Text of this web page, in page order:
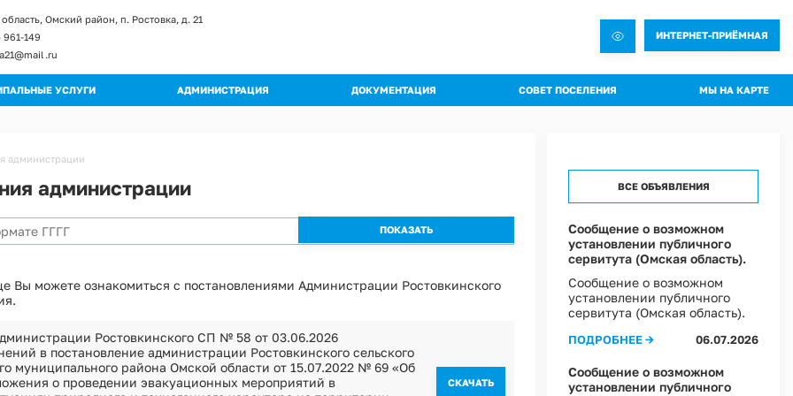
Омский район, п. Ростовка, д. 21
961-149
ИНТЕРНЕТ-ПРИЁМНАЯ
УСЛУГИ
схемы
АДМИНИСТРАЦИЯ
Муниципальные учреждения
Кадровое обеспечение
Порядок поступления на МС
Перечень мероприятий по улучшению условий охраны труда в Администрации Ростовкинского сельского поселения
Перечень мероприятий по улучшению условий охраны труда в МКУ "Хозяйственное управление Администрации"
Обращения граждан
ДОКУМЕНТАЦИЯ
Публичные слушания
Муниципальное имущество
Программы профилактики рисков
Оценка эффективности муниципальных программ
Проекты Постановлений Администрации
СОВЕТ ПОСЕЛЕНИЯ
Проекты Решений совета
Информация о текущей деятельности Совета
МЫ НА КАРТЕ
администрации
администрации
Вы можете ознакомиться с постановлениями Администрации Ростовкинского
Ростовкинского СП № 58 от 03.06.2026
в постановление администрации Ростовкинского сельского
муниципального района Омской области от 15.07.2022 № 69 «Об
о проведении эвакуационных мероприятий в
CКАЧАТЬ
ВСЕ ОБЪЯВЛЕНИЯ
Сообщение о возможном
установлении публичного
сервитута (Омская область).
Сообщение о возможном
установлении публичного
сервитута (Омская область).
ПОДРОБНЕЕ → 06.07.2026
Сообщение о возможном
установлении публичного